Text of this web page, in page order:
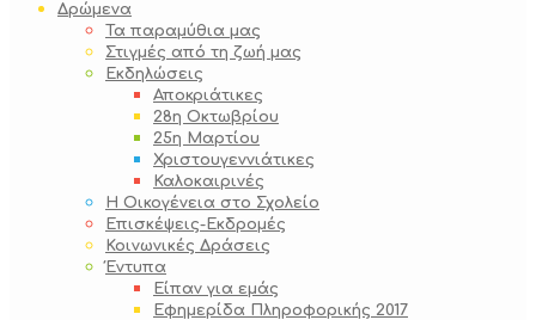
Δρώμενα
Τα παραμύθια μας
Στιγμές από τη ζωή μας
Εκδηλώσεις
Αποκριάτικες
28η Οκτωβρίου
25η Μαρτίου
Χριστουγεννιάτικες
Καλοκαιρινές
Η Οικογένεια στο Σχολείο
Επισκέψεις-Εκδρομές
Κοινωνικές Δράσεις
Έντυπα
Είπαν για εμάς
Εφημερίδα Πληροφορικής 2017